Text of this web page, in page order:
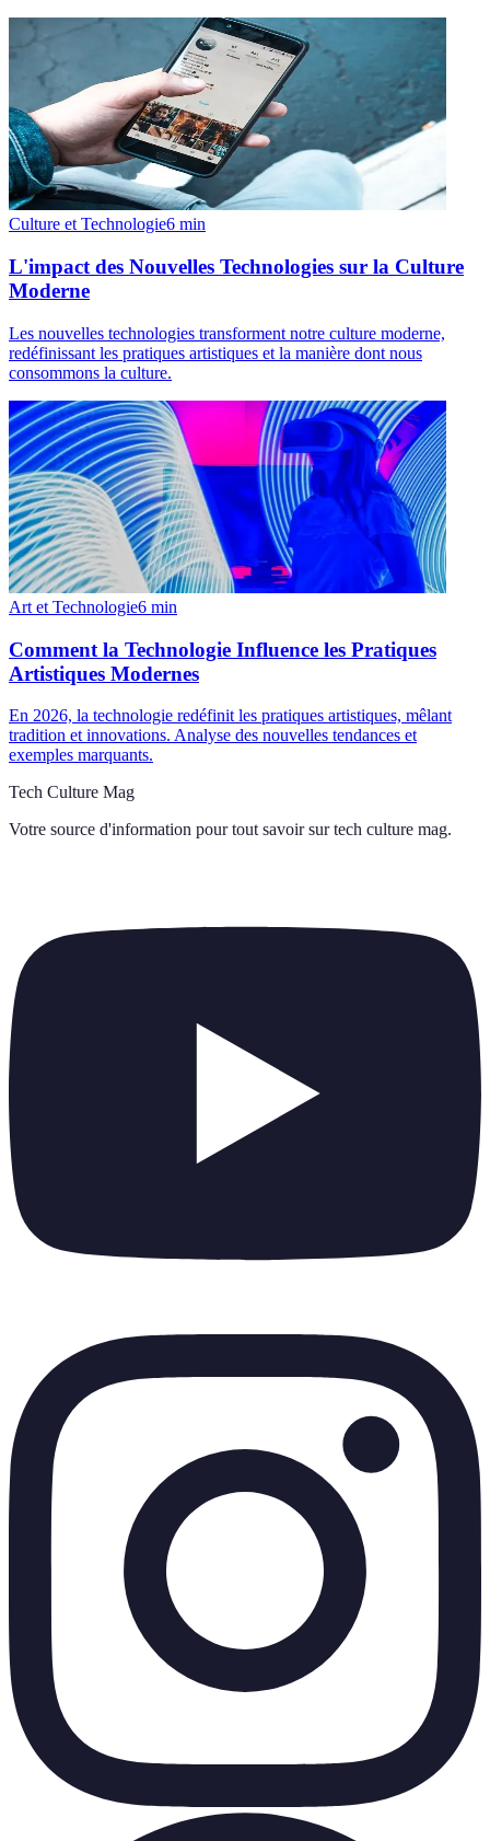
Culture et Technologie6 min
L'impact des Nouvelles Technologies sur la Culture
Moderne
Les nouvelles technologies transforment notre culture moderne,
redéfinissant les pratiques artistiques et la manière dont nous
consommons la culture.
Art et Technologie6 min
Comment la Technologie Influence les Pratiques
Artistiques Modernes
En 2026, la technologie redéfinit les pratiques artistiques, mêlant
tradition et innovations. Analyse des nouvelles tendances et
exemples marquants.
Tech Culture Mag
Votre source d'information pour tout savoir sur tech culture mag.